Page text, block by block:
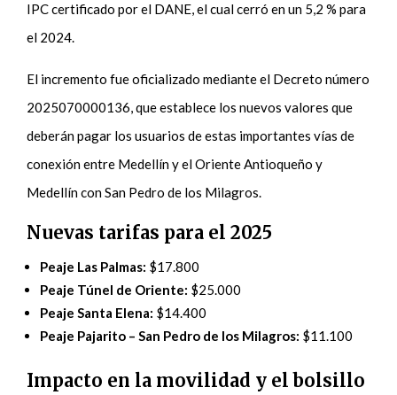
IPC certificado por el DANE, el cual cerró en un 5,2 % para
el 2024.
El incremento fue oficializado mediante el Decreto número
2025070000136, que establece los nuevos valores que
deberán pagar los usuarios de estas importantes vías de
conexión entre Medellín y el Oriente Antioqueño y
Medellín con San Pedro de los Milagros.
Nuevas tarifas para el 2025
Peaje Las Palmas: $17.800
Peaje Túnel de Oriente: $25.000
Peaje Santa Elena: $14.400
Peaje Pajarito – San Pedro de los Milagros: $11.100
Impacto en la movilidad y el bolsillo